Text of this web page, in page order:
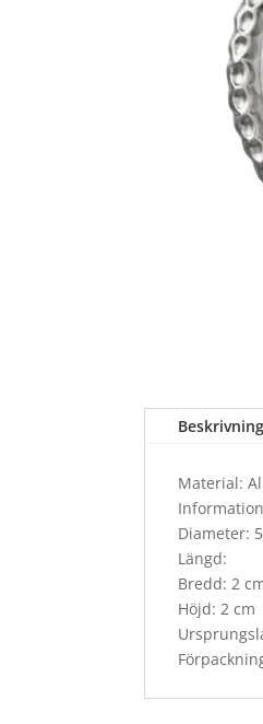
Beskrivning
Material:
Diameter:
Längd:
Bredd: 2
Höjd: 2 cm